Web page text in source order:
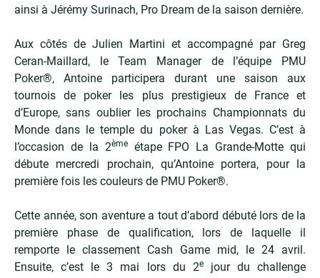
ainsi à Jérémy Surinach, Pro Dream de la saison dernière.
Aux côtés de Julien Martini et accompagné par Greg
Ceran-Maillard, le Team Manager de l’équipe PMU
Poker®, Antoine participera durant une saison aux
tournois de poker les plus prestigieux de France et
d’Europe, sans oublier les prochains Championnats du
Monde dans le temple du poker à Las Vegas. C’est à
l’occasion de la 2èmeétape FPO La Grande-Motte qui
débute mercredi prochain, qu’Antoine portera, pour la
première fois les couleurs de PMU Poker®.
Cette année, son aventure a tout d’abord débuté lors de la
première phase de qualification, lors de laquelle il
remporte le classement Cash Game mid, le 24 avril.
Ensuite, c’est le 3 mai lors du 2ejour du challenge